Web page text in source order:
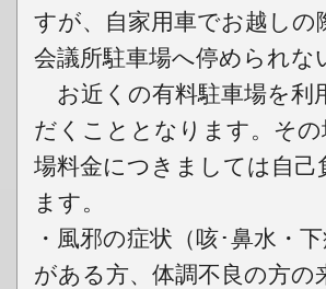
すが、自家用車でお越しの
会議所駐車場へ停められな
お近くの有料駐車場を利
だくこととなります。その
場料金につきましては自己
ます。
・風邪の症状（咳･鼻水・下
がある方、体調不良の方の